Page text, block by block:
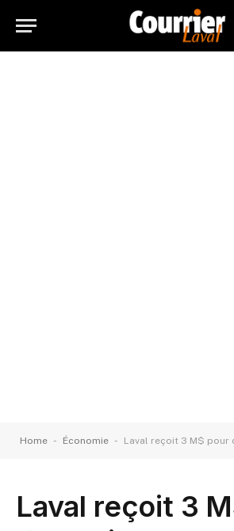
Home - Économie - Laval reçoit 3 M$ pour
Laval reçoit 3